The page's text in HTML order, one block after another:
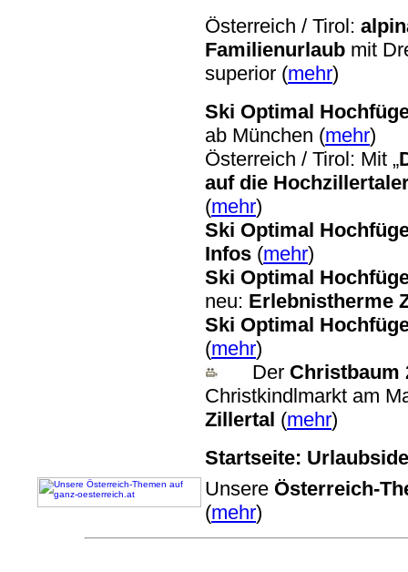
Österreich / Tirol:
Familienurlaub mit
superior (mehr)
Ski Optimal
ab München (mehr)
Österreich / Tirol: Mit „
auf die
(mehr)
Ski Optimal
Infos (mehr)
Ski Optimal
neu: Erlebnistherme
Ski Optimal
(mehr)
Der Christbaum
Christkindlmarkt am
Zillertal (mehr)
Startseite:
Unsere Österreich-
(mehr)